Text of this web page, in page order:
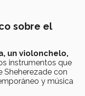
sobre el
un violonchelo,
instrumentos que
Sheherezade con
y música